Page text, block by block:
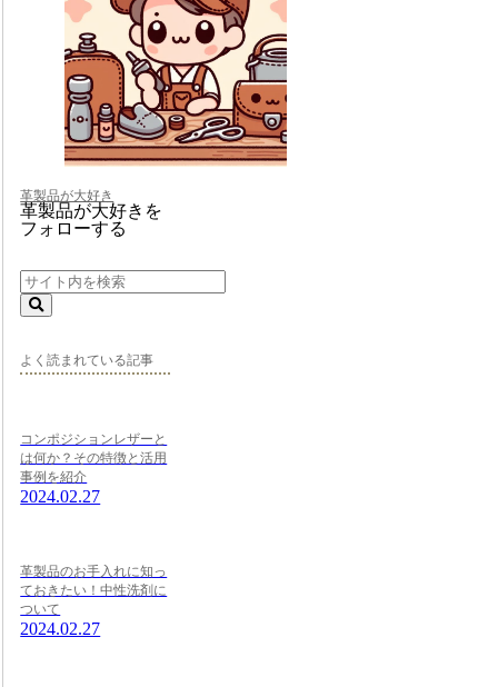
革製品が大好き
革製品が大好きを
フォローする
よく読まれている記事
コンポジションレザーと
は何か？その特徴と活用
事例を紹介
2024.02.27
革製品のお手入れに知っ
ておきたい！中性洗剤に
ついて
2024.02.27